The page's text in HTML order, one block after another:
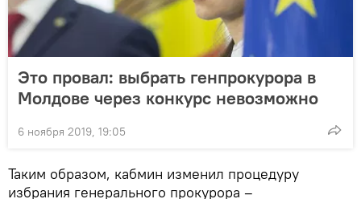
Это провал: выбрать генпрокурора в
Молдове через конкурс невозможно
6 ноября 2019, 19:05
Таким образом, кабмин изменил процедуру
избрания генерального прокурора –